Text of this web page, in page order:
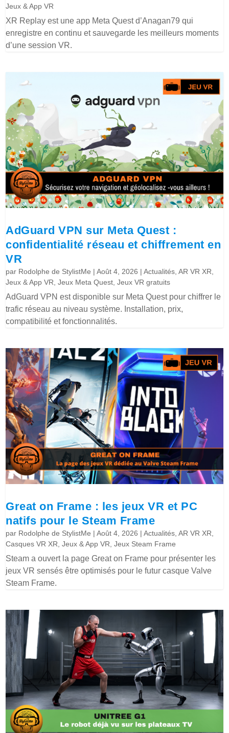
Jeux & App VR
XR Replay est une app Meta Quest d’Anagan79 qui
enregistre en continu et sauvegarde les meilleurs moments
d’une session VR.
AdGuard VPN sur Meta Quest :
confidentialité réseau et chiffrement en
VR
par Rodolphe de StylistMe |Août 4, 2026 |Actualités ,AR VR XR
Jeux & App VR ,Jeux Meta Quest ,Jeux VR gratuits
AdGuard VPN est disponible sur Meta Quest pour chiffrer le
trafic réseau au niveau système. Installation, prix,
compatibilité et fonctionnalités.
Great on Frame : les jeux VR et PC
natifs pour le Steam Frame
par Rodolphe de StylistMe |Août 4, 2026 |Actualités ,AR VR XR
Casques VR XR ,Jeux & App VR ,Jeux Steam Frame
Steam a ouvert la page Great on Frame pour présenter les
jeux VR sensés être optimisés pour le futur casque Valve
Steam Frame.